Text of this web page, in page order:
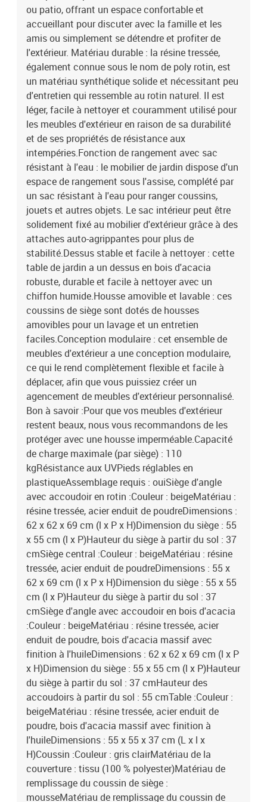
tressée, acier enduit de poudre, bois d'acacia massif avec finition à
l'huileDimensions : 62 x 62 x 69 cm (l x P x H)Dimension du siège :
55 x 55 cm (l x P)Hauteur du siège à partir du sol : 37 cmHauteur
des accoudoirs à partir du sol : 55 cmTable :Couleur :
beigeMatériau : résine tressée, acier enduit de poudre, bois
d'acacia massif avec finition à l'huileDimensions : 55 x 55 x 37 cm
(L x l x H)Coussin :Couleur : gris clairMatériau de la couverture :
tissu (100 % polyester)Matériau de remplissage du coussin de
siège : mousseMatériau de remplissage du coussin de dossier :
fibre de cotonDimensions du coussin de siège : 55 x 55 x 3 cm (l x
P x é)Dimensions du coussin de dossier : 55 x 45 x 13 cm (L x l x
é)La livraison contient :1 x table de jardin2 x siège d'angle avec
accoudoir en rotin comprenant une fonction de rangement avec un
sac résistant à l'eau6 x siège central incluant une fonction de
rangement avec un sac résistant à l'eau2 x siège d'angle avec
accoudoir en acacia comprenant une fonction de rangement avec
un sac résistant à l'eau12 x coussin de dossier10 x coussin de
siège avec housse amovible et lavable
ou patio, offrant un espace confortable et
accueillant pour discuter avec la famille et les
amis ou simplement se détendre et profiter de
l'extérieur. Matériau durable : la résine tressée,
également connue sous le nom de poly rotin, est
un matériau synthétique solide et nécessitant peu
d'entretien qui ressemble au rotin naturel. Il est
léger, facile à nettoyer et couramment utilisé pour
les meubles d'extérieur en raison de sa durabilité
et de ses propriétés de résistance aux
intempéries.Fonction de rangement avec sac
résistant à l'eau : le mobilier de jardin dispose d'un
espace de rangement sous l'assise, complété par
un sac résistant à l'eau pour ranger coussins,
jouets et autres objets. Le sac intérieur peut être
solidement fixé au mobilier d'extérieur grâce à des
attaches auto-agrippantes pour plus de
stabilité.Dessus stable et facile à nettoyer : cette
table de jardin a un dessus en bois d'acacia
robuste, durable et facile à nettoyer avec un
chiffon humide.Housse amovible et lavable : ces
coussins de siège sont dotés de housses
amovibles pour un lavage et un entretien
faciles.Conception modulaire : cet ensemble de
meubles d'extérieur a une conception modulaire,
ce qui le rend complètement flexible et facile à
déplacer, afin que vous puissiez créer un
agencement de meubles d'extérieur personnalisé.
Bon à savoir :Pour que vos meubles d'extérieur
restent beaux, nous vous recommandons de les
protéger avec une housse imperméable.Capacité
de charge maximale (par siège) : 110
kgRésistance aux UVPieds réglables en
plastiqueAssemblage requis : ouiSiège d'angle
avec accoudoir en rotin :Couleur : beigeMatériau :
résine tressée, acier enduit de poudreDimensions :
62 x 62 x 69 cm (l x P x H)Dimension du siège : 55
x 55 cm (l x P)Hauteur du siège à partir du sol : 37
cmSiège central :Couleur : beigeMatériau : résine
tressée, acier enduit de poudreDimensions : 55 x
62 x 69 cm (l x P x H)Dimension du siège : 55 x 55
cm (l x P)Hauteur du siège à partir du sol : 37
cmSiège d'angle avec accoudoir en bois d'acacia
:Couleur : beigeMatériau : résine tressée, acier
enduit de poudre, bois d'acacia massif avec
finition à l'huileDimensions : 62 x 62 x 69 cm (l x P
x H)Dimension du siège : 55 x 55 cm (l x P)Hauteur
du siège à partir du sol : 37 cmHauteur des
accoudoirs à partir du sol : 55 cmTable :Couleur :
beigeMatériau : résine tressée, acier enduit de
poudre, bois d'acacia massif avec finition à
l'huileDimensions : 55 x 55 x 37 cm (L x l x
H)Coussin :Couleur : gris clairMatériau de la
couverture : tissu (100 % polyester)Matériau de
remplissage du coussin de siège :
mousseMatériau de remplissage du coussin de